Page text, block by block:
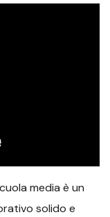
media è un
solido e